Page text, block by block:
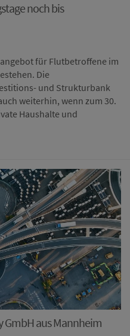
noch bis
für Flutbetroffene im
Die
und Strukturbank
weiterhin, wenn zum 30.
Haushalte und
GmbH aus Mannheim